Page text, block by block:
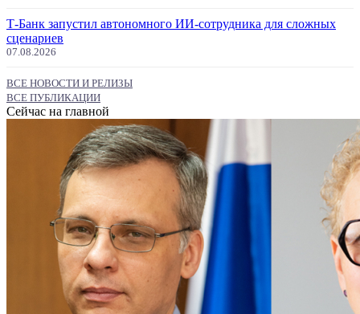
Т-Банк запустил автономного ИИ-сотрудника для сложных
сценариев
07.08.2026
ВСЕ НОВОСТИ И РЕЛИЗЫ
ВСЕ ПУБЛИКАЦИИ
Сейчас на главной